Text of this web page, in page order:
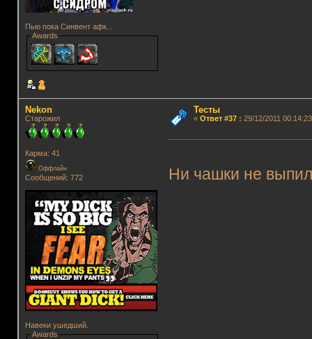
Пью пока Синвент афк...
Awards
Nekon
Старожил
Карма: 41
Оффлайн
Сообщений: 772
Навеки ушедший.
Awards
Тесты
« Ответ #37: 29/12/2011
Ни чашки не